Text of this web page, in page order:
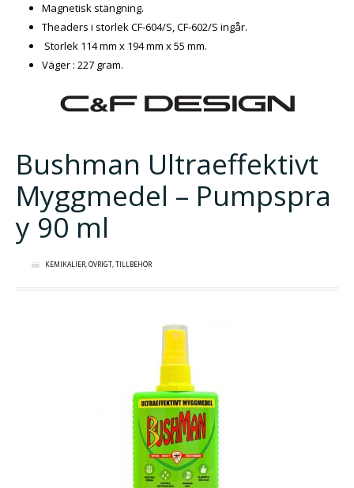
Magnetisk stängning.
Theaders i storlek CF-604/S, CF-602/S ingår.
Storlek 114 mm x 194 mm x 55 mm.
Väger : 227 gram.
Bushman Ultraeffektivt
Myggmedel – Pumpspra
y 90 ml
KEMIKALIER,ÖVRIGT,TILLBEHÖR